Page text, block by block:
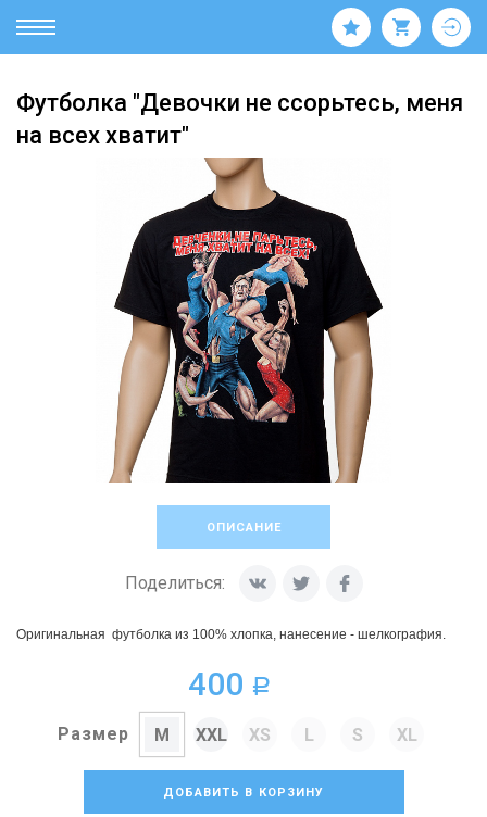
Футболка "Девочки не ссорьтесь, меня
на всех хватит"
ОПИСАНИЕ
Поделиться:
Оригинальная футболка из 100% хлопка, нанесение - шелкография.
400 a
Размер M XXL XS L S XL
ДОБАВИТЬ В КОРЗИНУ